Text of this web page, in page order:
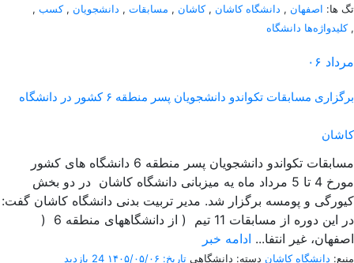
تگ ها: اصفهان , دانشگاه کاشان ,کاشان , مسابقات , دانشجویان ,کسب ,
کلیدواژه‌ها دانشگاه,
۰۶ مرداد
برگزاری مسابقات تکواندو دانشجویان پسر منطقه ۶ کشور در دانشگاه
کاشان
مسابقات تکواندو دانشجویان پسر منطقه 6 دانشگاه های کشور
مورخ 4 تا 5 مرداد ماه یه میزبانی دانشگاه کاشان در دو بخش
کیورگی و پومسه برگزار شد. مدیر تربیت بدنی دانشگاه کاشان گفت:
در این دوره از مسابقات 11 تیم ( از دانشگاههای منطقه 6 (
اصفهان، غیر انتفا... ادامه خبر
منبع: دانشگاه کاشان دسته: دانشگاهی تاریخ: ۱۴۰۵/۰۵/۰۶
24 بازدید